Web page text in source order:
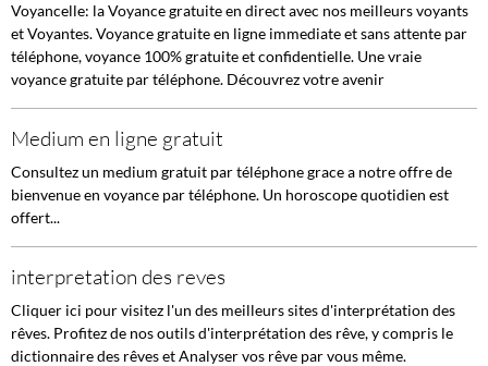
Voyancelle: la Voyance gratuite en direct avec nos meilleurs voyants
et Voyantes. Voyance gratuite en ligne immediate et sans attente par
téléphone, voyance 100% gratuite et confidentielle. Une vraie
voyance gratuite par téléphone. Découvrez votre avenir
Medium en ligne gratuit
Consultez un medium gratuit par téléphone grace a notre offre de
bienvenue en voyance par téléphone. Un horoscope quotidien est
offert...
interpretation des reves
Cliquer ici pour visitez l'un des meilleurs sites d'interprétation des
rêves. Profitez de nos outils d'interprétation des rêve, y compris le
dictionnaire des rêves et Analyser vos rêve par vous même.